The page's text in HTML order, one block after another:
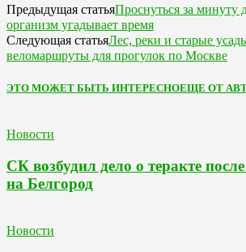
Предыдущая статьяПроснуться за минуту
организм угадывает время
Следующая статьяЛес, реки и старые
веломаршруты для прогулок по Москве
ЭТО МОЖЕТ БЫТЬ ИНТЕРЕСНОЕЩЕ ОТ
Новости
СК возбудил дело о теракте
на Белгород
Новости